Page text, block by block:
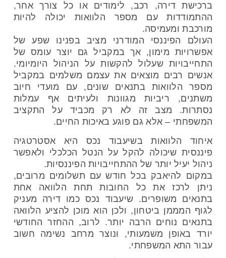
ברכישת דירה, רכב, לימודים או כל צורך אחר,
ההתמודדות עם מספר הלוואות יכולה להיות
מורכבת ומעמיסה.
העולם הפיננסי המודרני מציב בפנינו שפע של
אפשרויות מימון, אך במקביל גם יוצר עומס של
התחייבויות שעלול להקשות על הניהול היומיומי.
אנשים רבים מוצאים את עצמם משלמים במקביל
מספר הלוואות בתנאים שונים, עם מועדי חיוב
משתנים, ריביות מגוונות ולעיתים אף עמלות
נסתרות. מצב זה לא רק מכביד על התקציב
המשפחתי – אלא גם פוגע באיכות החיים.
איחוד הלוואות בשיעבוד נכס היא אסטרטגיה
פיננסית שיכולה להקל על הנטל הכלכלי ולאפשר
ניהול יעיל יותר של ההתחייבויות הפיננסיות.
במקום להיאבק בכל חודש עם תשלומים מרובים,
ניתן לרכז את כל החובות תחת הלוואה אחת
בתנאים משופרים. שיעבוד נכס כמו דירה מעניק
לגוף המממן ביטחון, ולכן הוא מוכן להציע הלוואה
בתנאים נוחים הרבה יותר. לרוב, ההחזר החודשי
יורד באופן משמעותי, ונוצר מרחב נשימה חשוב
עבור התא המשפחתי.